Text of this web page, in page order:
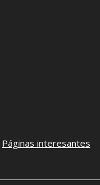
Páginas interesantes